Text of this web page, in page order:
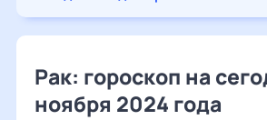
Рак: гороскоп на
ноября 2024 года